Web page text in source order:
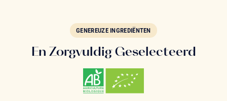
GENEREUZE INGREDIËNTEN
En Zorgvuldig Geselecteerd